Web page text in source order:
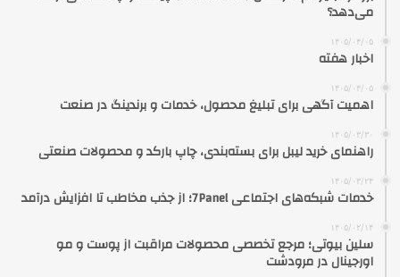
می‌دهد؟
۱۴۰۵/۰۴/۰۵
اخبار هفته
۱۴۰۵/۰۴/۰۵
اهمیت آگهی برای تبلیغ محصول، خدمات و برندینگ در صنعت
۱۴۰۵/۰۳/۳۰
راهنمای خرید لیبل برای بسته‌بندی، چاپ بارکد و محصولات صنعتی
۱۴۰۵/۰۳/۲۴
خدمات شبکه‌های اجتماعی 7Panel؛ از جذب مخاطب تا افزایش درآمد
۱۴۰۵/۰۲/۱۴
سلین بیوتی؛ مرجع تخصصی محصولات مراقبت از پوست و مو
اورجینال در مرودشت